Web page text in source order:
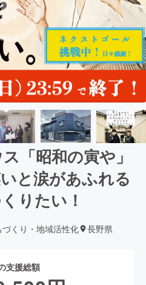
「昭和の寅や」
と涙があふれる
りたい！
づくり・地域活性化 長野県
支援総額